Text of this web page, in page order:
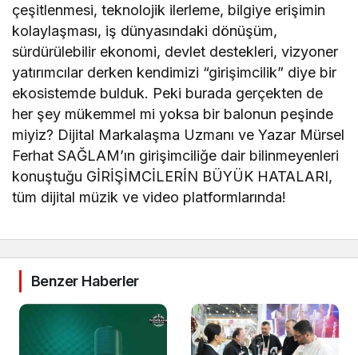
çeşitlenmesi, teknolojik ilerleme, bilgiye erişimin
kolaylaşması, iş dünyasındaki dönüşüm,
sürdürülebilir ekonomi, devlet destekleri, vizyoner
yatırımcılar derken kendimizi “girişimcilik” diye bir
ekosistemde bulduk. Peki burada gerçekten de
her şey mükemmel mi yoksa bir balonun peşinde
miyiz? Dijital Markalaşma Uzmanı ve Yazar Mürsel
Ferhat SAĞLAM’ın girişimciliğe dair bilinmeyenleri
konuştuğu GİRİŞİMCİLERİN BÜYÜK HATALARI,
tüm dijital müzik ve video platformlarında!
Benzer Haberler